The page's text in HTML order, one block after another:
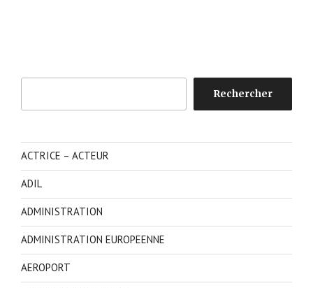
Rechercher
ACTRICE – ACTEUR
ADIL
ADMINISTRATION
ADMINISTRATION EUROPEENNE
AEROPORT